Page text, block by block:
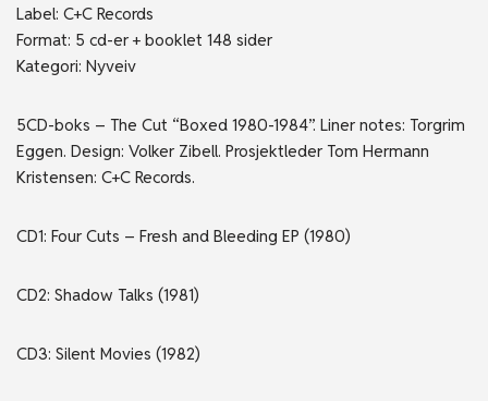
Label: C+C Records
Format: 5 cd-er + booklet 148 sider
Kategori: Nyveiv
5CD-boks – The Cut “Boxed 1980-1984”. Liner notes: Torgrim
Eggen. Design: Volker Zibell. Prosjektleder Tom Hermann
Kristensen: C+C Records.
CD1: Four Cuts – Fresh and Bleeding EP (1980)
CD2: Shadow Talks (1981)
CD3: Silent Movies (1982)